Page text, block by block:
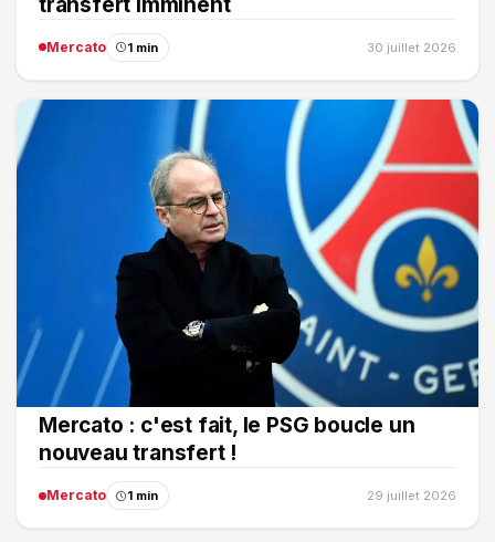
Mercato 1 min 30 juillet 2026
Mercato : c'est fait, le PSG boucle un
nouveau transfert !
Mercato 1 min 29 juillet 2026